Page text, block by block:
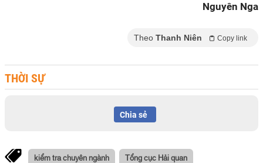
Nguyên Nga
Theo Thanh Niên Copy link
THỜI SỰ
Chia sẻ
kiểm tra chuyên ngành Tổng cục Hải quan